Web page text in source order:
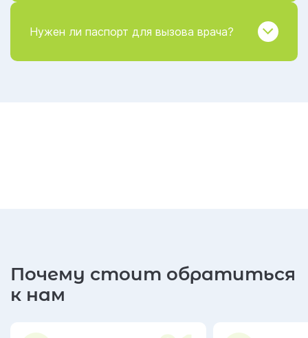
Нужен ли паспорт для вызова врача?
Почему стоит обратиться
к нам